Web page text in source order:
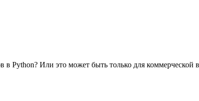
Python? Или это может быть только для коммерческой